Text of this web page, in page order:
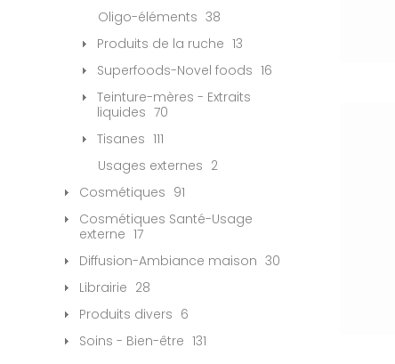
Oligo-éléments 38
Produits de la ruche 13
Superfoods-Novel foods 16
Teinture-mères - Extraits
liquides 70
Tisanes 111
Usages externes 2
Cosmétiques 91
Cosmétiques Santé-Usage
externe 17
Diffusion-Ambiance maison 30
Librairie 28
Produits divers 6
Soins - Bien-être 131